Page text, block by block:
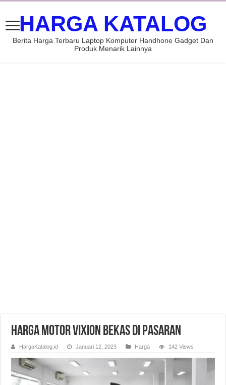
HARGA KATALOG
Berita Harga Terbaru Laptop Komputer Handhone Gadget Dan
Produk Menarik Lainnya
Harga Motor Vixion Bekas di Pasaran
HargaKatalog.id Januari 12, 2023 Harga 142 Views